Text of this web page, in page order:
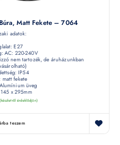
Matt Fekete – 7064
adatok:
E27
AC: 220-240V
nem tartozék, de áruházunkban
IP54
matt fekete
üveg
x 295mm
(készletről érdeklődjön)
teszem